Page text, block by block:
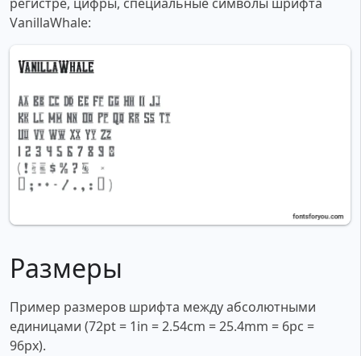
регистре, цифры, специальные символы шрифта
VanillaWhale:
Размеры
Пример размеров шрифта между абсолютными
единицами (72pt = 1in = 2.54cm = 25.4mm = 6pc =
96px).